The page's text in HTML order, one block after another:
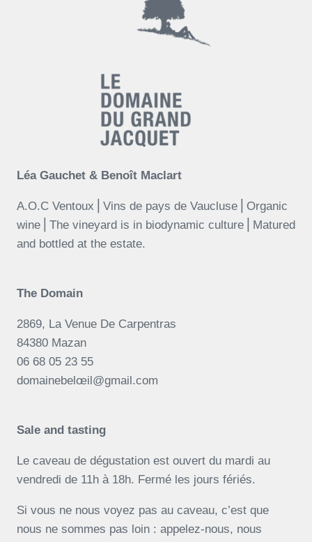
Léa Gauchet & Benoît Maclart
A.O.C Ventoux⎪Vins de pays de Vaucluse⎪Organic
wine⎪The vineyard is in biodynamic culture⎪Matured
and bottled at the estate.
The Domain
2869, La Venue De Carpentras
84380 Mazan
06 68 05 23 55
domainebelœil@gmail.com
Sale and tasting
Le caveau de dégustation est ouvert du mardi au
vendredi de 11h à 18h. Fermé les jours fériés.
Si vous ne nous voyez pas au caveau, c’est que
nous ne sommes pas loin : appelez-nous, nous